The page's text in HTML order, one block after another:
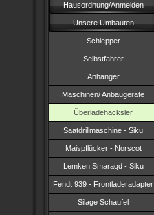
Hausordnung/Anmelden
Unsere Umbauten
Schlepper
Selbstfahrer
Anhänger
Maschinen/ Anbaugeräte
Überladehäcksler
Saatdrillmaschine - Siku
Maispflücker - Norscot
Lemken Smaragd - Siku
Fendt 939 - Frontladeradapter
Silage Schaufel